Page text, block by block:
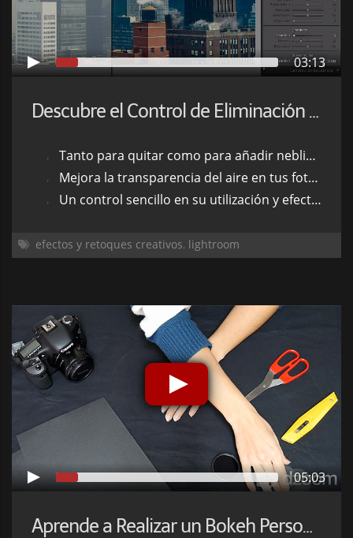
03:13
Descubre el Control de Eliminación de Neblina de Lightroom
Tanto para quitar como para añadir neblina a tus fotos.
Mejora la transparencia del aire en tus fotos de paisaje.
Un control sencillo en su utilización y efectivo en los resultados.
efectos y retoques creativos, lightroom
05:03
Aprende a Realizar un Bokeh Personalizado con Formas